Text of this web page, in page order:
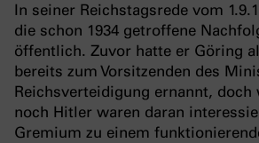
In seiner Reichstagsrede vom
die schon 1934 getroffene
öffentlich. Zuvor hatte er Göring
bereits zum Vorsitzenden des
Reichsverteidigung ernannt, doch
noch Hitler waren daran
Gremium zu einem